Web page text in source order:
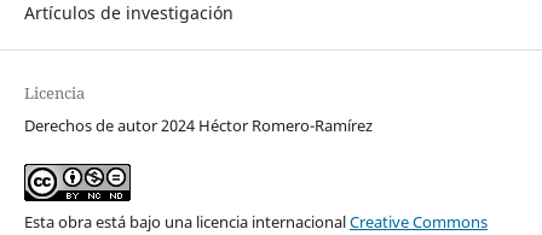
Artículos de investigación
Licencia
Derechos de autor 2024 Héctor Romero-Ramírez
Esta obra está bajo una licencia internacionalCreative Commons